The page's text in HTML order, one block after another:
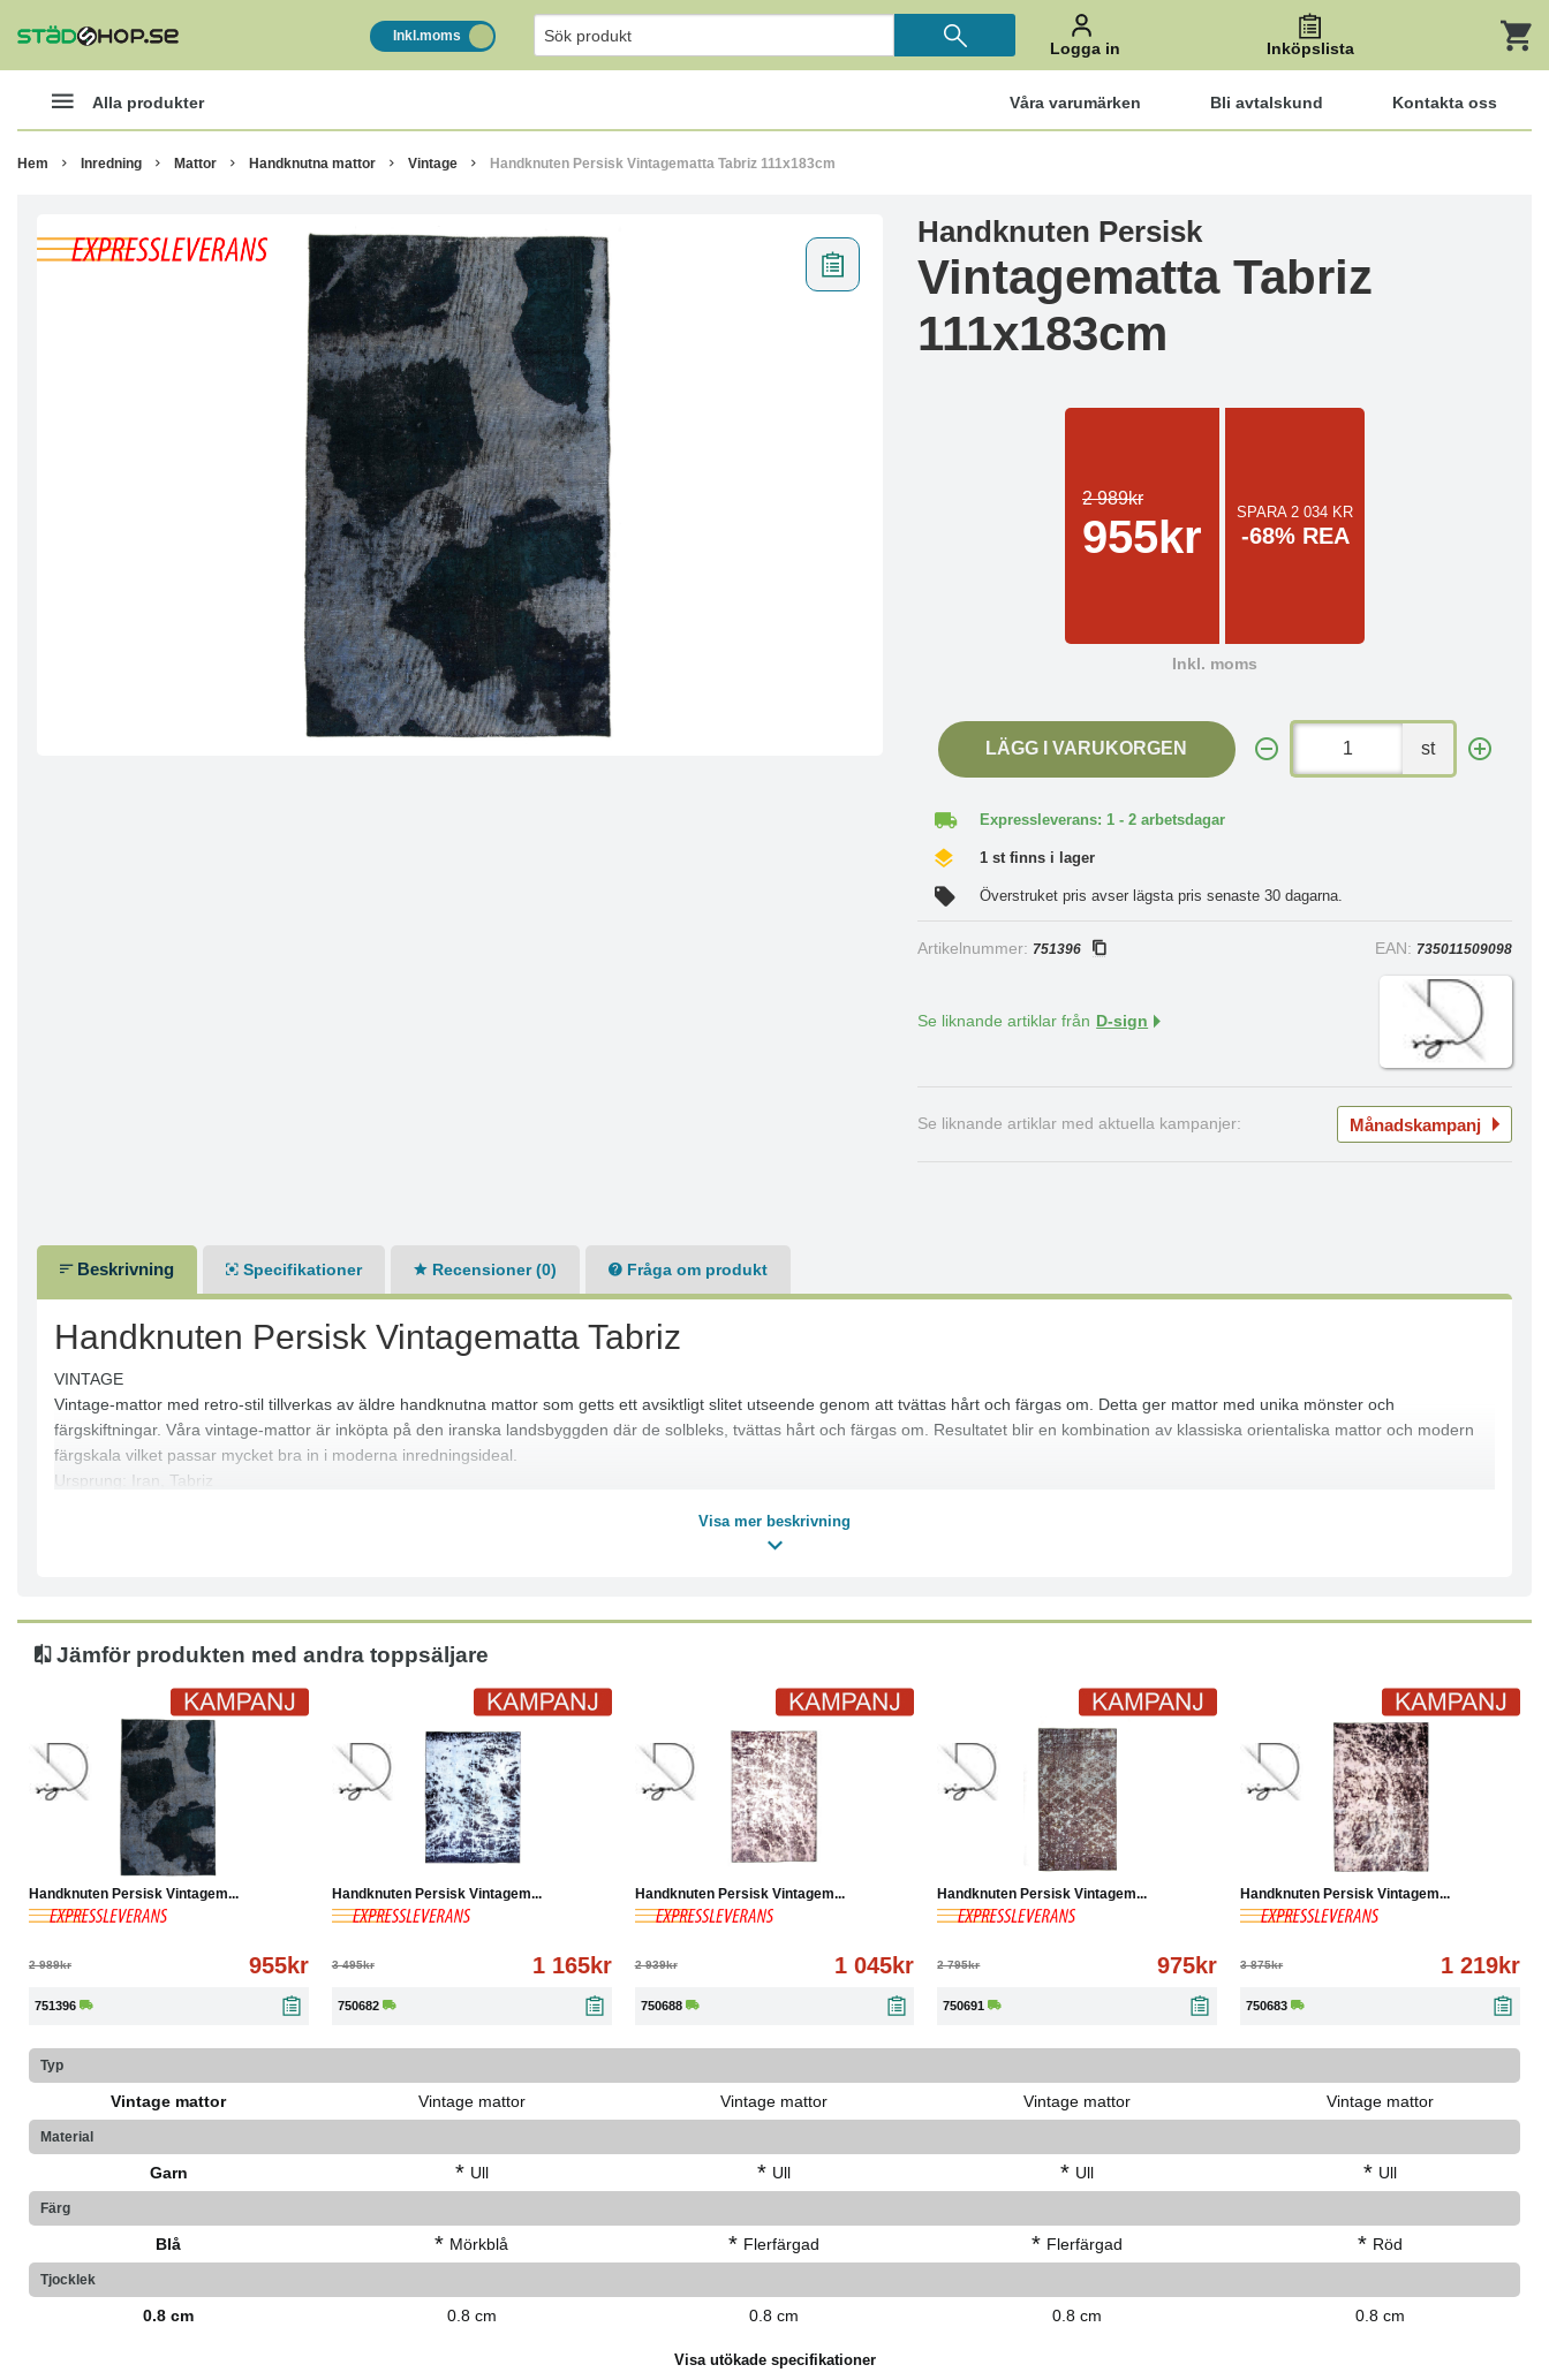
Inkl.moms
Logga in Inköpslista
Alla produkter Våra varumärken Bli avtalskund Kontakta oss
Hem Inredning Mattor Handknutna mattor Vintage Handknuten Persisk Vintagematta Tabriz 111x183cm
Handknuten Persisk
Vintagematta Tabriz
111x183cm
2 989kr
955kr SPARA 2 034 KR
-68% REA
Inkl. moms
LÄGG I VARUKORGEN st
Expressleverans: 1 - 2 arbetsdagar
1 st finns i lager
Överstruket pris avser lägsta pris senaste 30 dagarna.
Artikelnummer: 751396 EAN: 735011509098
Se liknande artiklar från D-sign
Se liknande artiklar med aktuella kampanjer: Månadskampanj
Beskrivning Specifikationer Recensioner (0) Fråga om produkt
Handknuten Persisk Vintagematta Tabriz
VINTAGE
Vintage-mattor med retro-stil tillverkas av äldre handknutna mattor som getts ett avsiktligt slitet utseende genom att tvättas hårt och färgas om. Detta ger mattor med unika mönster och
färgskiftningar. Våra vintage-mattor är inköpta på den iranska landsbyggden där de solbleks, tvättas hårt och färgas om. Resultatet blir en kombination av klassiska orientaliska mattor och modern
färgskala vilket passar mycket bra in i moderna inredningsideal.
Ursprung: Iran, Tabriz
Visa mer beskrivning
Jämför produkten med andra toppsäljare
Handknuten Persisk Vintagem...
2 989kr 955kr
751396
Köp
Handknuten Persisk Vintagem...
3 495kr 1 165kr
750682
Köp
Handknuten Persisk Vintagem...
2 939kr 1 045kr
750688
Köp
Handknuten Persisk Vintagem...
2 795kr 975kr
750691
Köp
Handknuten Persisk Vintagem...
3 875kr 1 219kr
750683
Köp
Typ
Vintage mattor Vintage mattor Vintage mattor Vintage mattor Vintage mattor
Material
Garn * Ull * Ull * Ull * Ull
Färg
Blå * Mörkblå * Flerfärgad * Flerfärgad * Röd
Tjocklek
0.8 cm 0.8 cm 0.8 cm 0.8 cm 0.8 cm
Visa utökade specifikationer